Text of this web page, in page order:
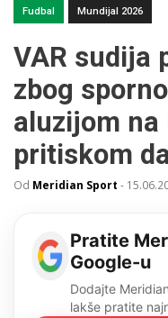
Fudbal Mundijal 2026
VAR sudija
zbog
aluzijom na
pritiskom
Od Meridian Sport -
Pratite
Google-u
Dodajte
lakše pratite